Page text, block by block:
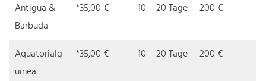
Antigua &
Barbuda
*35,00 € 10 – 20 Tage 200 €
Äquatorialg
uinea
*35,00 € 10 – 20 Tage 200 €